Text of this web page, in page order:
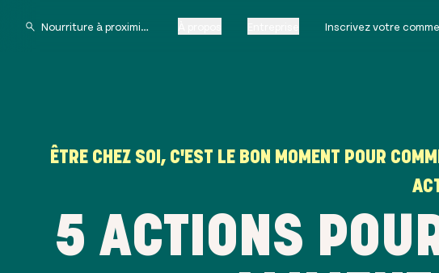
Inscrivez votre
ÊTRE CHEZ SOI, C'EST LE BON MOMENT POUR
5 ACTIONS